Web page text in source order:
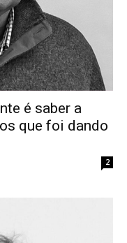
é saber a
que foi dando
2